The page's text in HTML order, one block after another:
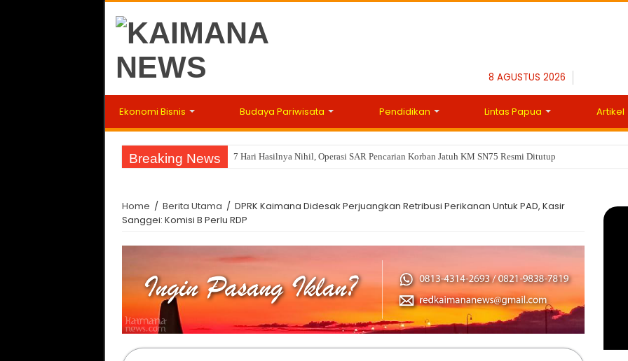
8 AGUSTUS 2026
Ekonomi Bisnis Budaya Pariwisata Pendidikan Lintas Papua Artikel
Breaking News 7 Hari Hasilnya Nihil, Operasi SAR Pencarian Korban Jatuh KM SN75 Resmi Ditutup
Home / Berita Utama / DPRK Kaimana Didesak Perjuangkan Retribusi Perikanan Untuk PAD, Kasir
Sanggei: Komisi B Perlu RDP